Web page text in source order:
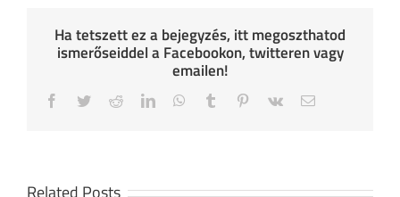
Ha tetszett ez a bejegyzés, itt megoszthatod
ismerőseiddel a Facebookon, twitteren vagy
emailen!
Facebook
TwitterRedditLinkedInWhatsApp
Tumblr Pinterest
Vk Email
Related Posts